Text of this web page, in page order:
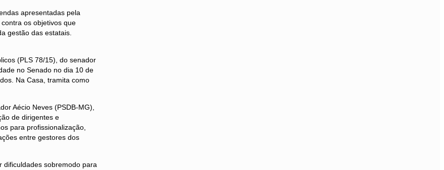
apresentadas pela
os objetivos que
gestão das estatais.
(PLS 78/15), do senador
no Senado no dia 10 de
Na Casa, tramita como
Aécio Neves (PSDB-MG),
de dirigentes e
para profissionalização,
entre gestores dos
dificuldades sobremodo para